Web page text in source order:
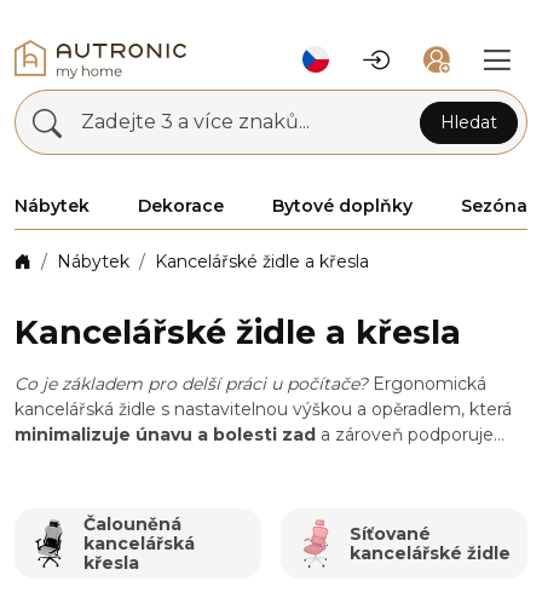
Zadejte 3 a více znaků... Hledat
Nábytek Dekorace Bytové doplňky Sezóna
Nábytek Kancelářské židle a křesla
Kancelářské židle a křesla
Co je základem pro delší práci u počítače?Ergonomická
kancelářská židle s nastavitelnou výškou a opěradlem, která
minimalizuje únavu a bolesti zad a zároveň podporuje
kancelářské židli vybrat i vhodný pracovní stůl pro
komfort. Usaďte se pohodlně na celý den.
Čalouněná
kancelářská
křesla
Síťované
kancelářské židle